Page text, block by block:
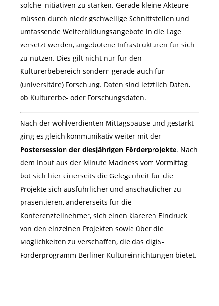
solche Initiativen zu stärken. Gerade kleine Akteure
müssen durch niedrigschwellige Schnittstellen und
umfassende Weiterbildungsangebote in die Lage
versetzt werden, angebotene Infrastrukturen für sich
zu nutzen. Dies gilt nicht nur für den
Kulturerbebereich sondern gerade auch für
(universitäre) Forschung. Daten sind letztlich Daten,
ob Kulturerbe- oder Forschungsdaten.
Nach der wohlverdienten Mittagspause und gestärkt
ging es gleich kommunikativ weiter mit der
Postersession der diesjährigen Förderprojekte. Nach
dem Input aus der Minute Madness vom Vormittag
bot sich hier einerseits die Gelegenheit für die
Projekte sich ausführlicher und anschaulicher zu
präsentieren, andererseits für die
Konferenzteilnehmer, sich einen klareren Eindruck
von den einzelnen Projekten sowie über die
Möglichkeiten zu verschaffen, die das digiS-
Förderprogramm Berliner Kultureinrichtungen bietet.